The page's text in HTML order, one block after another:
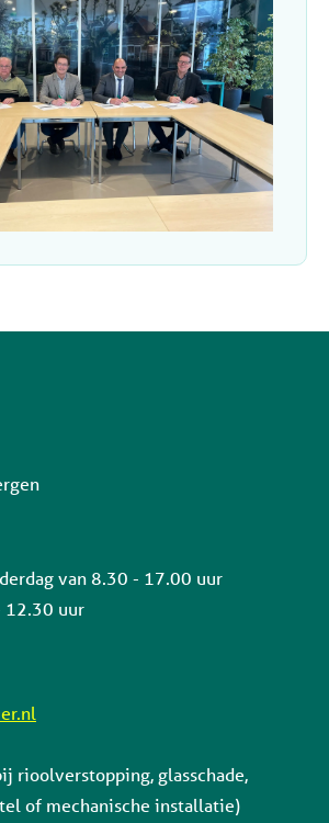
van 8.30 - 17.00 uur
12.30 uur
rioolverstopping, glasschade,
of mechanische installatie)